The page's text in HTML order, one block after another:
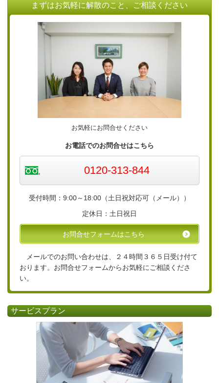
まずはお気軽に解散のこと、ご相談ください
お気軽にお問合せください
お電話でのお問合せはこちら
0120-313-844
受付時間：9:00～18:00（土日祝対応可（メール））
定休日：土日祝日
お問合せフォームはこちら
メールでのお問い合わせは、２４時間３６５日受け付て
おります。お問合せフォームからお気軽にご相談くださ
い。
サービスプラン